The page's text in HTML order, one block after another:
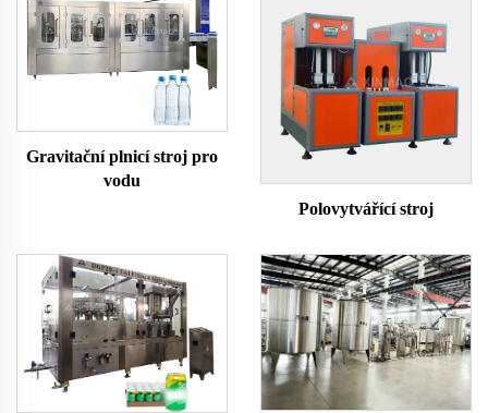
Gravitační plnicí stroj pro
vodu
Polovytvářící stroj